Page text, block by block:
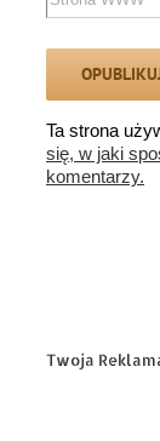
Ta strona
się, w jaki
komentarzy.
Twoja